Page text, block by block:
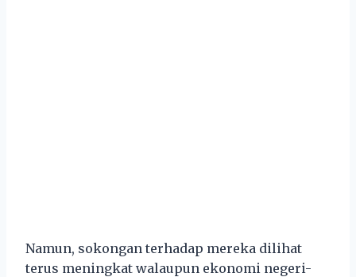
Namun, sokongan terhadap mereka dilihat
terus meningkat walaupun ekonomi negeri-